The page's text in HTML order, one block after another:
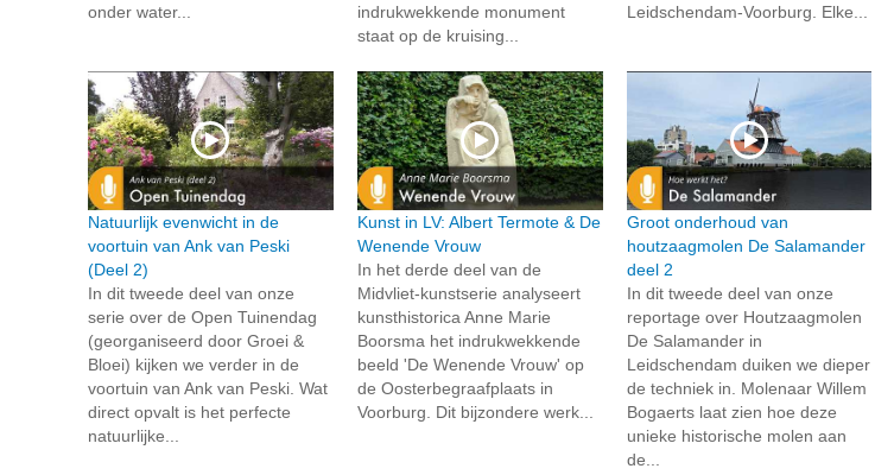
onder water...
indrukwekkende monument
staat op de kruising...
Leidschendam-Voorburg. Elke...
Natuurlijk evenwicht in de
voortuin van Ank van Peski
(Deel 2)
In dit tweede deel van onze
serie over de Open Tuinendag
(georganiseerd door Groei &
Bloei) kijken we verder in de
voortuin van Ank van Peski. Wat
direct opvalt is het perfecte
natuurlijke...
Kunst in LV: Albert Termote & De
Wenende Vrouw
In het derde deel van de
Midvliet-kunstserie analyseert
kunsthistorica Anne Marie
Boorsma het indrukwekkende
beeld 'De Wenende Vrouw' op
de Oosterbegraafplaats in
Voorburg. Dit bijzondere werk...
Groot onderhoud van
houtzaagmolen De Salamander
deel 2
In dit tweede deel van onze
reportage over Houtzaagmolen
De Salamander in
Leidschendam duiken we dieper
de techniek in. Molenaar Willem
Bogaerts laat zien hoe deze
unieke historische molen aan
de...